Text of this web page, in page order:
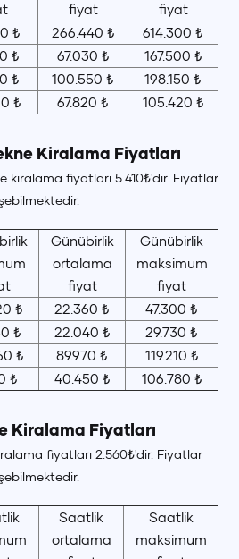
fiyat
fiyat
₺ 266.440 ₺
614.300 ₺
₺ 67.030 ₺
167.500 ₺
₺ 100.550 ₺
198.150 ₺
₺ 67.820 ₺ 105.420 ₺
Kiralama Fiyatları
kiralama fiyatları 5.410₺'dir. Fiyatlar
Günübirlik
ortalama
fiyat
Günübirlik
maksimum
fiyat
₺ 22.360 ₺
47.300 ₺
₺ 22.040 ₺
29.730 ₺
₺ 89.970 ₺
119.210 ₺
₺ 40.450 ₺ 106.780 ₺
Kiralama Fiyatları
fiyatları 2.560₺'dir. Fiyatlar
Saatlik
ortalama
Saatlik
maksimum